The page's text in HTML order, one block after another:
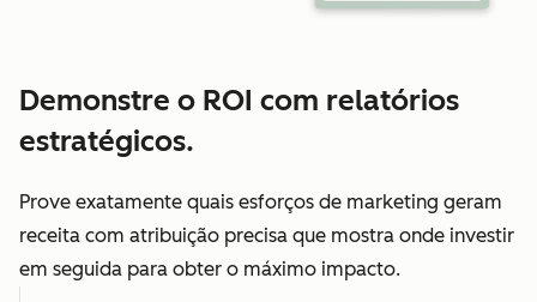
Demonstre o ROI com relatórios
estratégicos.
Prove exatamente quais esforços de marketing geram
receita com atribuição precisa que mostra onde investir
em seguida para obter o máximo impacto.